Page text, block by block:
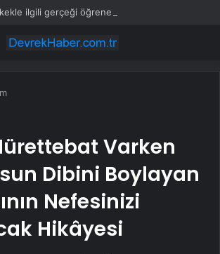
Varken
Dibini Boylayan
Nefesinizi
Hikâyesi